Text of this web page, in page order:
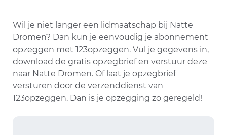
Wil je niet langer een lidmaatschap bij Natte
Dromen? Dan kun je eenvoudig je abonnement
opzeggen met 123opzeggen. Vul je gegevens in,
download de gratis opzegbrief en verstuur deze
naar Natte Dromen. Of laat je opzegbrief
versturen door de verzenddienst van
123opzeggen. Dan is je opzegging zo geregeld!